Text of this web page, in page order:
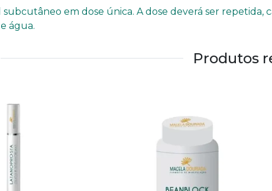
em dose única. A dose deverá ser repetida,
água.
Produtos